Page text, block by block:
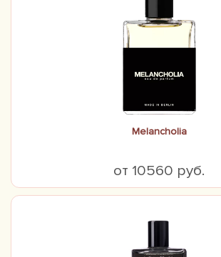
Melancholia
от 10560 руб.